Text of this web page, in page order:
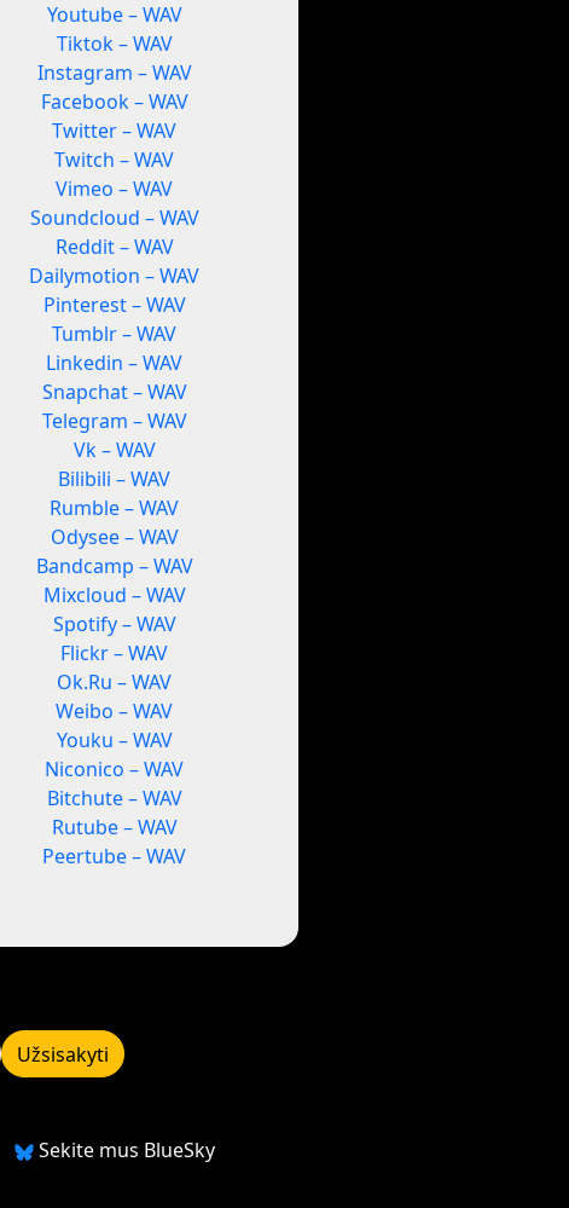
Youtube – WAV
Tiktok – WAV
Instagram – WAV
Facebook – WAV
Twitter – WAV
Twitch – WAV
Vimeo – WAV
Soundcloud – WAV
Reddit – WAV
Dailymotion – WAV
Pinterest – WAV
Tumblr – WAV
Linkedin – WAV
Snapchat – WAV
Telegram – WAV
Vk – WAV
Bilibili – WAV
Rumble – WAV
Odysee – WAV
Bandcamp – WAV
Mixcloud – WAV
Spotify – WAV
Flickr – WAV
Ok.Ru – WAV
Weibo – WAV
Youku – WAV
Niconico – WAV
Bitchute – WAV
Rutube – WAV
Peertube – WAV
Užsisakyti
Sekite mus BlueSky